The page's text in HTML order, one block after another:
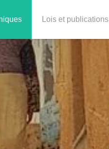
Lois et publications